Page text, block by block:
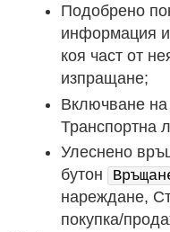
Подобрено
информация и
коя част от
изпращане;
Включване
Транспортна
Улеснено
бутон
нареждане,
покупка/